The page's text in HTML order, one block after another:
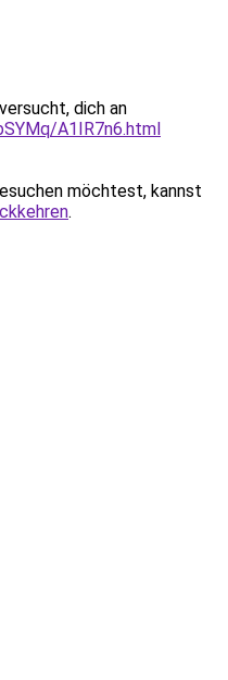
dich an
A1IR7n6.html
möchtest, kannst
.